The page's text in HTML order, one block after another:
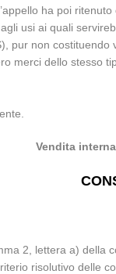
ha poi
usi ai quali
pur non
merci dello stesso
Vendita
2, lettera a)
risolutivo delle